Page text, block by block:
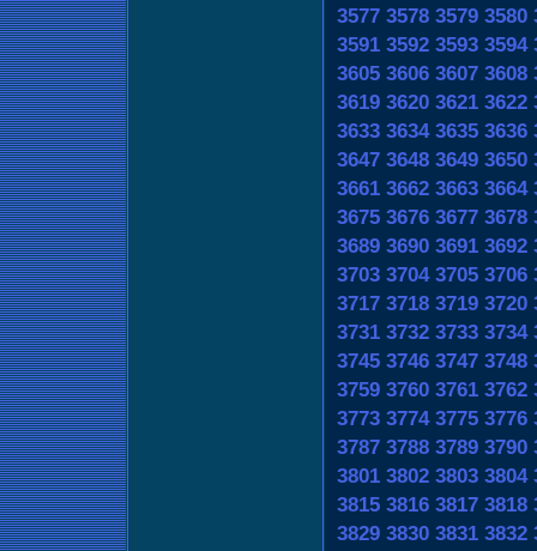
3577 3578 3579 3580
3591 3592 3593 3594
3605 3606 3607 3608
3619 3620 3621 3622
3633 3634 3635 3636
3647 3648 3649 3650
3661 3662 3663 3664
3675 3676 3677 3678
3689 3690 3691 3692
3703 3704 3705 3706
3717 3718 3719 3720
3731 3732 3733 3734
3745 3746 3747 3748
3759 3760 3761 3762
3773 3774 3775 3776
3787 3788 3789 3790
3801 3802 3803 3804
3815 3816 3817 3818
3829 3830 3831 3832